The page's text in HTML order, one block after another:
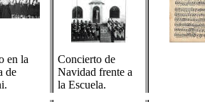
en la
de
Concierto de
Navidad frente a
la Escuela.